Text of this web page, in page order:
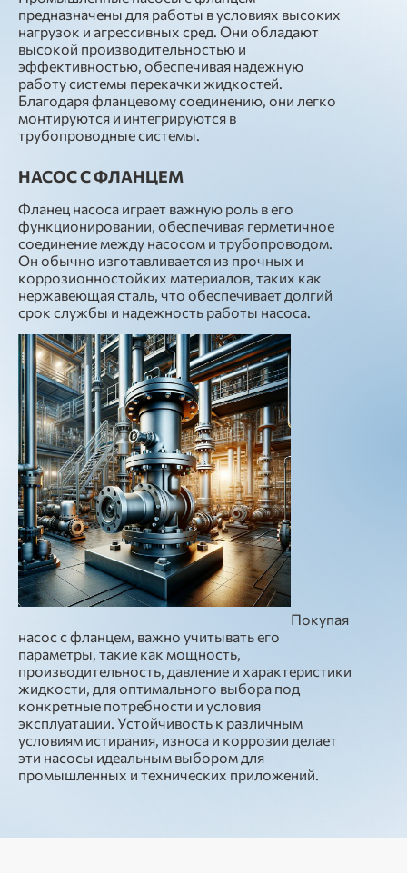
предназначены для работы в условиях высоких
нагрузок и агрессивных сред. Они обладают
высокой производительностью и
эффективностью, обеспечивая надежную
работу системы перекачки жидкостей.
Благодаря фланцевому соединению, они легко
монтируются и интегрируются в
трубопроводные системы.
НАСОС С ФЛАНЦЕМ
Фланец насоса играет важную роль в его
функционировании, обеспечивая герметичное
соединение между насосом и трубопроводом.
Он обычно изготавливается из прочных и
коррозионностойких материалов, таких как
нержавеющая сталь, что обеспечивает долгий
срок службы и надежность работы насоса.
Покупая
насос с фланцем, важно учитывать его
параметры, такие как мощность,
производительность, давление и характеристики
жидкости, для оптимального выбора под
конкретные потребности и условия
эксплуатации. Устойчивость к различным
условиям истирания, износа и коррозии делает
эти насосы идеальным выбором для
промышленных и технических приложений.